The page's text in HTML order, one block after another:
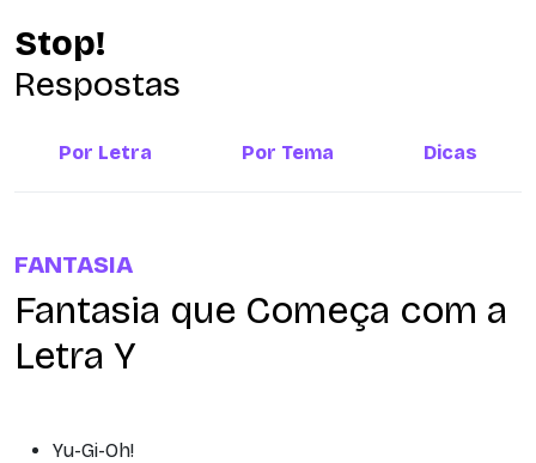
Stop!
Respostas
Por Letra Por Tema Dicas
FANTASIA
Fantasia que Começa com a
Letra Y
Yu-Gi-Oh!